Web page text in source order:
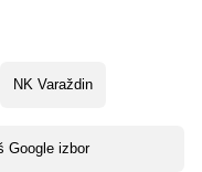
NK Varaždin
Google izbor